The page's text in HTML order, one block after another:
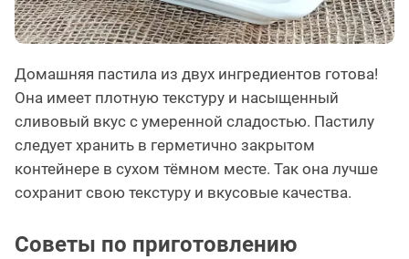
Домашняя пастила из двух ингредиентов готова!
Она имеет плотную текстуру и насыщенный
сливовый вкус с умеренной сладостью. Пастилу
следует хранить в герметично закрытом
контейнере в сухом тёмном месте. Так она лучше
сохранит свою текстуру и вкусовые качества.
Советы по приготовлению